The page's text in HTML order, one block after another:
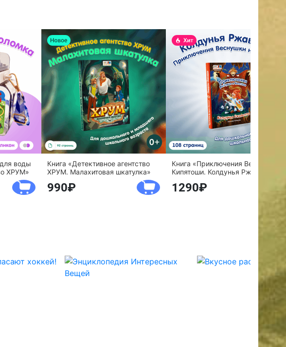
воды
ХРУМ»
Книга «Детективное агентство
ХРУМ. Малахитовая шкатулка»
990
Книга «Приключения Веснушки и
Кипятоши. Колдунья Ржавелла»
1290